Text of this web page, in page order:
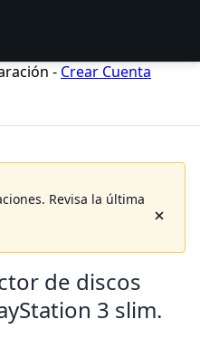
- Crear Cuenta
Revisa la última
de discos
3 slim.